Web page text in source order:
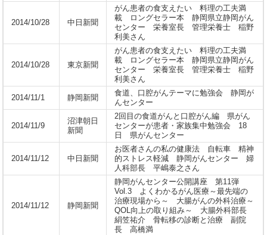
2014/10/28 中日新聞
がん患者の食支えたい 料理の工夫満
載 ロングセラー本 静岡県立静岡がん
センター 栄養室長 管理栄養士 稲野
利美さん
2014/10/28 東京新聞
がん患者の食支えたい 料理の工夫満
載 ロングセラー本 静岡県立静岡がん
センター 栄養室長 管理栄養士 稲野
利美さん
2014/11/1 静岡新聞
食道、口腔がんテーマに勉強会 静岡が
んセンター
2014/11/9
沼津朝日
新聞
2回目の食道がんと口腔がん編 県がん
センターが患者・家族集中勉強会 18
日 県がんセンター
2014/11/12 中日新聞
お医者さんの私の健康法 自転車 精神
的ストレス軽減 静岡がんセンター 婦
人科部長 平嶋泰之さん
2014/11/12 静岡新聞
静岡がんセンター公開講座 第11弾
Vol.3 よくわかるがん医療～最先端の
治療現場から～ 大腸がんの外科治療～
QOL向上の取り組み～ 大腸外科部長
絹笠祐介 骨転移の診断と治療 副院
長 高橋満